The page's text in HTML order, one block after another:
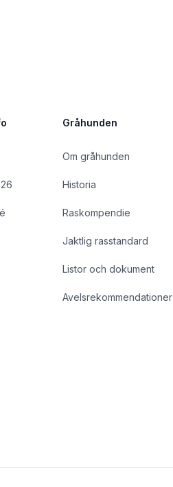
Gråhunden
Om gråhunden
Historia
Raskompendie
Jaktlig rasstandard
Listor och dokument
Avelsrekommendationer